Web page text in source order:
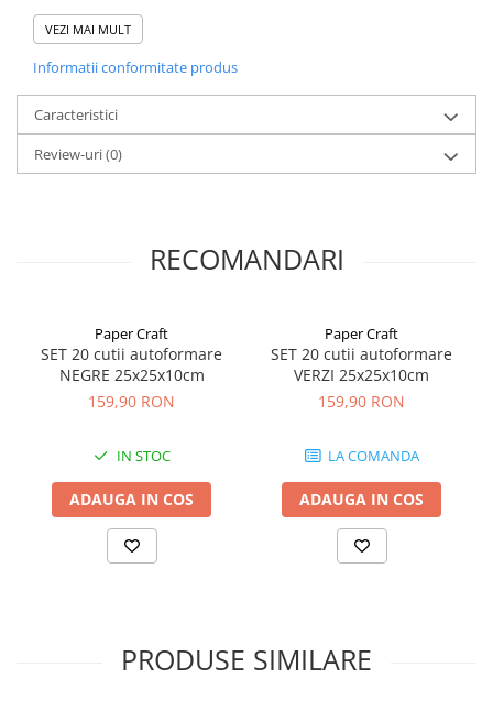
evidenta.
CARACTERISTICI
Perfecta pentru a expedia articole mici, usoare sau fragile
Produsa din carton microondul, un material puternic, si totusi
atat de usor, care ofera un grad de protectie ridicat fara a
creste greutatea si costul pachetului
ieftina si naturala finisare posibila pentru produse elegante
Suprafata cutiei permite lipirea etichetelor sau scrierea cu
Dimensiuni 25 cm x 25 cm x 10 cm
Daca doriti personalizarea acestor cutii, va rugam sa ne
contactati prinemail.
Nu stiti inca ce cutie sa alegeti? Explorati colectia de cutii
VEZI MAI MULT
Informatii conformitate produs
Caracteristici
Review-uri(0)
RECOMANDARI
Paper Craft
SET 20 cutii autoformare
NEGRE 25x25x10cm
159,90 RON
IN STOC
ADAUGA IN COS
Paper Craft
SET 20 cutii autoformare
VERZI 25x25x10cm
159,90 RON
LA COMANDA
ADAUGA IN COS
PRODUSE SIMILARE